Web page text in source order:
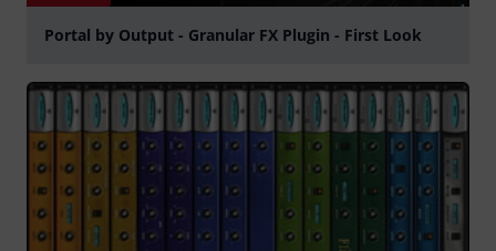
Portal by Output - Granular FX Plugin - First Look